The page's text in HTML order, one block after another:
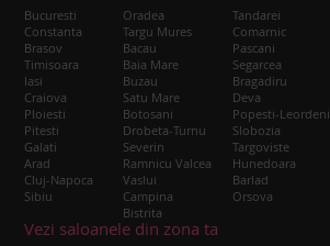
Bucuresti
Constanta
Brasov
Timisoara
Iasi
Craiova
Ploiesti
Pitesti
Galati
Arad
Cluj-Napoca
Sibiu
Oradea
Targu Mures
Bacau
Baia Mare
Buzau
Satu Mare
Botosani
Drobeta-Turnu
Severin
Ramnicu Valcea
Vaslui
Campina
Bistrita
Tandarei
Comarnic
Pascani
Segarcea
Bragadiru
Deva
Popesti-Leordeni
Slobozia
Targoviste
Hunedoara
Barlad
Orsova
Vezi saloanele din zona ta